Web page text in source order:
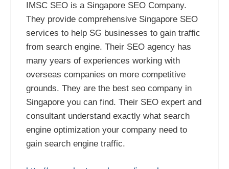
IMSC SEO is a Singapore SEO Company.
They provide comprehensive Singapore SEO
services to help SG businesses to gain traffic
from search engine. Their SEO agency has
many years of experiences working with
overseas companies on more competitive
grounds. They are the best seo company in
Singapore you can find. Their SEO expert and
consultant understand exactly what search
engine optimization your company need to
gain search engine traffic.